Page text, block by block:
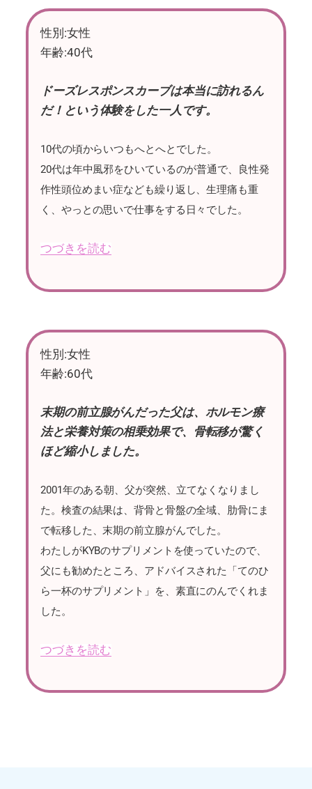
性別:女性
年齢:40代
ドーズレスポンスカーブは本当に訪れるん
だ！という体験をした一人です。
10代の頃からいつもへとへとでした。
20代は年中風邪をひいているのが普通で、良性発
作性頭位めまい症なども繰り返し、生理痛も重
く、やっとの思いで仕事をする日々でした。
つづきを読む
性別:女性
年齢:60代
末期の前立腺がんだった父は、ホルモン療
法と栄養対策の相乗効果で、骨転移が驚く
ほど縮小しました。
2001年のある朝、父が突然、立てなくなりまし
た。検査の結果は、背骨と骨盤の全域、肋骨にま
で転移した、末期の前立腺がんでした。
わたしがKYBのサプリメントを使っていたので、
父にも勧めたところ、アドバイスされた「てのひ
ら一杯のサプリメント」を、素直にのんでくれま
した。
つづきを読む